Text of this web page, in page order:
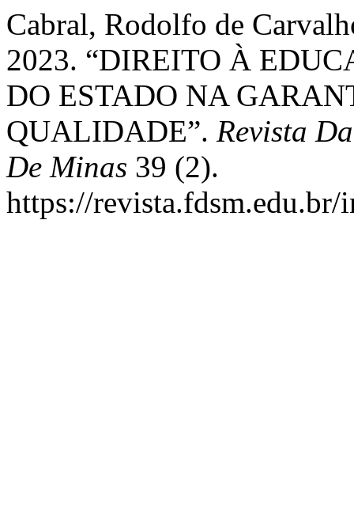
Cabral, Rodolfo de
2023. “DIREITO À
DO ESTADO NA
QUALIDADE”. Revista
De Minas 39 (2).
https://